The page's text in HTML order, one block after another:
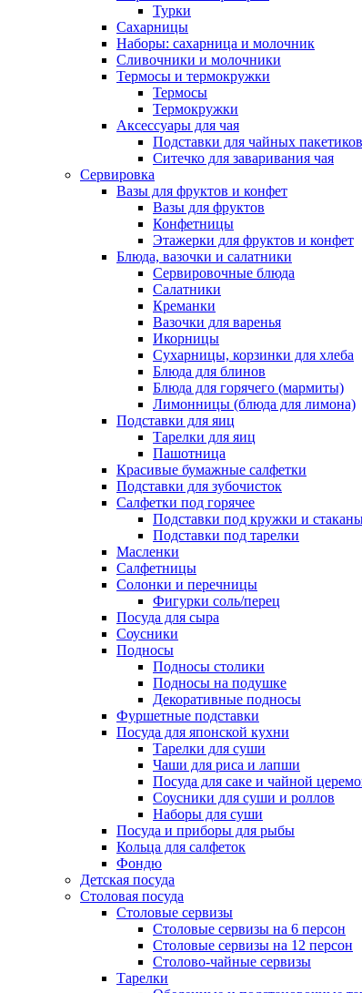
Турки
Сахарницы
Наборы: сахарница и молочник
Сливочники и молочники
Термосы и термокружки
Термосы
Термокружки
Аксессуары для чая
Подставки для чайных пакетиков
Ситечко для заваривания чая
Сервировка
Вазы для фруктов и конфет
Вазы для фруктов
Конфетницы
Этажерки для фруктов и конфет
Блюда, вазочки и салатники
Сервировочные блюда
Салатники
Креманки
Вазочки для варенья
Икорницы
Сухарницы, корзинки для хлеба
Блюда для блинов
Блюда для горячего (мармиты)
Лимонницы (блюда для лимона)
Подставки для яиц
Тарелки для яиц
Пашотница
Красивые бумажные салфетки
Подставки для зубочисток
Салфетки под горячее
Подставки под кружки и
Подставки под тарелки
Масленки
Салфетницы
Солонки и перечницы
Фигурки соль/перец
Посуда для сыра
Соусники
Подносы
Подносы столики
Подносы на подушке
Декоративные подносы
Фуршетные подставки
Посуда для японской кухни
Тарелки для суши
Чаши для риса и лапши
Посуда для саке и чайной
Соусники для суши и роллов
Наборы для суши
Посуда и приборы для рыбы
Кольца для салфеток
Фондю
Детская посуда
Столовая посуда
Столовые сервизы
Столовые сервизы на 6 персон
Столовые сервизы на 12 персон
Столово-чайные сервизы
Тарелки